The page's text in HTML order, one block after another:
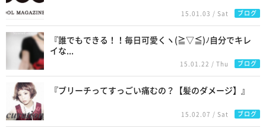
15.01.03 / Sat ブログ
『誰でもできる！！毎日可愛くヽ(≧▽≦)ﾉ自分でキレ
イな...
15.01.22 / Thu ブログ
『ブリーチってすっごい痛むの？【髪のダメージ】』
15.02.07 / Sat ブログ